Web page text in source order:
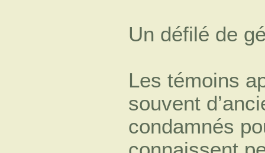
Un défilé de
Les témoins
souvent
condamnés